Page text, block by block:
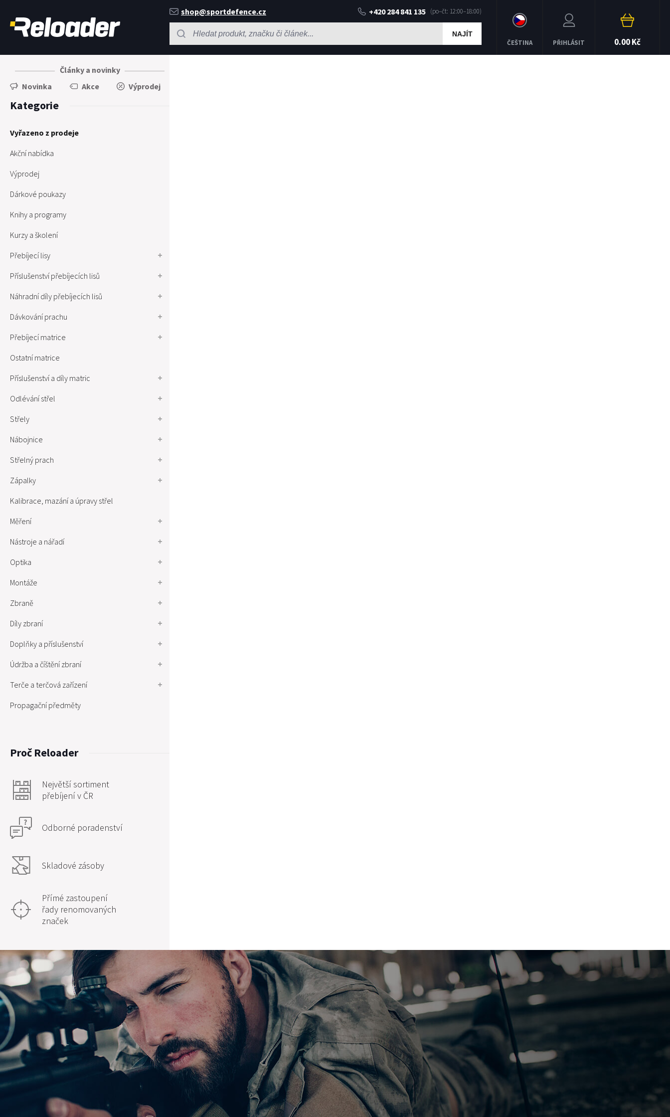
shop@sportdefence.cz +420 284 841 135
NAJÍT
ČEŠTINA PŘIHLÁSIT 0.00 Kč
Články a novinky
Novinka
Akce Výprodej
Kategorie
Vyřazeno z prodeje
Akční nabídka
Výprodej
Dárkové poukazy
Knihy a programy
Kurzy a školení
Přebíjecí lisy
Příslušenství přebíjecích lisů
Náhradní díly přebíjecích lisů
Dávkování prachu
Přebíjecí matrice
Ostatní matrice
Příslušenství a díly matric
Odlévání střel
Střely
Nábojnice
Střelný prach
Zápalky
Kalibrace, mazání a úpravy střel
Měření
Nástroje a nářadí
Optika
Montáže
Zbraně
Díly zbraní
Doplňky a příslušenství
Údržba a číštění zbraní
Terče a terčová zařízení
Propagační předměty
Proč Reloader
Největší sortiment
přebíjení v ČR
Odborné poradenství
Skladové zásoby
Přímé zastoupení
řady renomovaných
značek